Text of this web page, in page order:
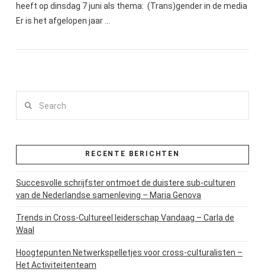
heeft op dinsdag 7 juni als thema: (Trans)gender in de media
Er is het afgelopen jaar …
RECENTE BERICHTEN
Succesvolle schrijfster ontmoet de duistere sub-culturen
van de Nederlandse samenleving – Maria Genova
Trends in Cross-Cultureel leiderschap Vandaag – Carla de
Waal
Hoogtepunten Netwerkspelletjes voor cross-culturalisten –
Het Activiteitenteam